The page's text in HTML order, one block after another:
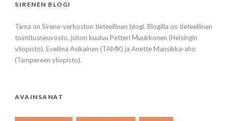
SIRENEN BLOGI
Tämä on Sirene-verkoston tieteellinen blogi. Blogilla on tieteellinen
toimitusneuvosto, johon kuuluu Petteri Muukkonen (Helsingin
yliopisto), Eveliina Asikainen (TAMK) ja Anette Mansikka-aho
(Tampereen yliopisto).
AVAINSANAT